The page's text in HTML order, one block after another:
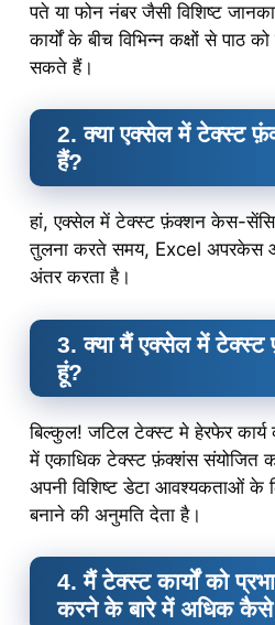
पते या फोन नंबर जैसी विशिष्ट
कार्यों के बीच विभिन्न कक्षों से पाठ
सकते हैं।
2.क्या एक्सेल में टेक्स्ट
हैं?
हां, एक्सेल में टेक्स्ट फ़ंक्शन केस-
तुलना करते समय, Excel अपरकेस
अंतर करता है।
3. क्या मैं एक्सेल में
हूं?
बिल्कुल! जटिल टेक्स्ट मे हेरफेर
में एकाधिक टेक्स्ट फ़ंक्शंस
अपनी विशिष्ट डेटा आवश्यकताओं के
बनाने की अनुमति देता है।
4. मैं टेक्स्ट कार्यों को
करने के बारे में अधिक